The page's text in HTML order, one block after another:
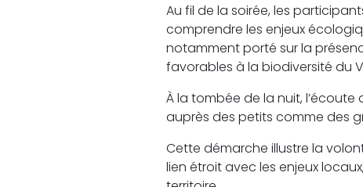
Au fil de la soirée, les
comprendre les enjeux
notamment porté sur la
favorables à la biodiversité du
À la tombée de la nuit,
auprès des petits comme des
Cette démarche illustre la
lien étroit avec les enjeux